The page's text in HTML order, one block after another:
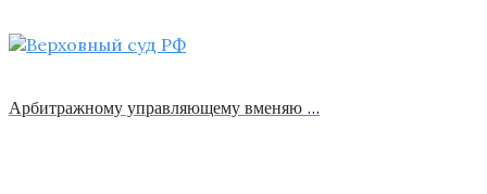
Арбитражному управляющему вменяю …